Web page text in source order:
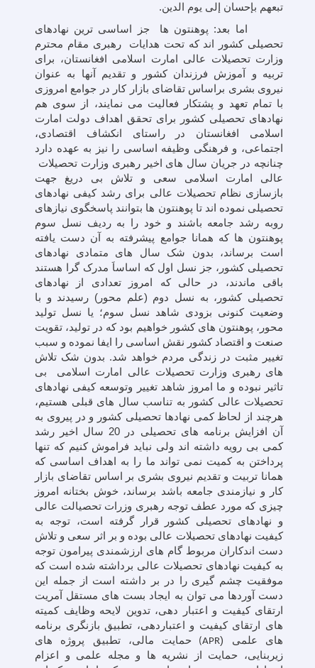
تبعهم بإحسان إلی یوم الدین.
اما بعد: پوهنتون ها جز اساسی ترین نهادهای
تحصیلی کشور اند که تحت هدایات رهبری مقام محترم
وزارت تحصیلات عالی امارت اسلامی افغانستان، برای
تربیه و آموزش فرزندان کشور و تقدیم آنها به عنوان
نیروی بشری براساس تقاضای بازار کار در جوامع امروزی
با تمام تعهد و پشتکار فعالیت می نمایند، از سوی هم
نهادهای تحصیلی کشور برای تحقق اهداف دولت امارت
اسلامی افغانستان در راستای انکشاف اقتصادی،
اجتماعی، و فرهنگی وظیفه اساسی را نیز به عهده دارد
چنانچه در جریان سال های اخیر رهبری وزارت تحصیلات
عالی امارت اسلامی سعی و تلاش بی دریغ جهت
بازسازی نظام تحصیلات عالی برای رشد کیفی نهادهای
تحصیلی نموده اند تا پوهنتون ها بتوانند پاسخگوی نیازهای
روبه رشد جامعه باشند و خود را به ردیف نسل سوم
پوهنتون ها که همانا جوامع پیشرفته به آن دست یافته
است برساند، بدون شک سال های متمادی نهادهای
تحصیلی کشور، جز نسل اول که اساساَ مدرک گرا هستند
باقی ماندند، در حالی که امروز تعدادی از نهادهای
تحصیلی کشور، به نسل دوم (علم محور) رسیدند و با
وضعیت کنونی بزودی شاهد نسل سوم؛ یا نسل تولید
محور، پوهنتون های کشور خواهیم بود که در تولید، تقویت
صنعت و اقتصاد کشور نقش اساسی را ایفا نموده و سبب
تغییر مثبت در زندگی مردم خواهد شد. بدون شک تلاش
های رهبری وزارت تحصیلات عالی امارت اسلامی بی
تاثیر نبوده و ما امروز شاهد تغییر وتوسعه کیفی نهادهای
تحصیلات عالی کشور به تناسب سال های قبلی هستیم،
هرچند از لحاظ کمی نهادها تحصیلی کشور و در پیروی به
آن افزایش برنامه های تحصیلی در 20 سال اخیر رشد
کمی بی رویه داشته اند ولی نباید فراموش کنیم که تنها
پرداختن به کمیت نمی تواند ما را به اهداف اساسی که
همانا تربیت و تقدیم نیروی بشری بر اساس تقاضای بازار
کار و نیازمندی جامعه باشد برساند، خوش بختانه امروز
چیزی که مورد عطف توجه رهبری وزرات تحصیالت عالی
و نهادهای تحصیلی کشور قرار گرفته است، توجه به
کیفیت نهادهای تحصیلات عالی بوده و بر اثر سعی و تلاش
دست اندکاران مربوط گام های ارزشمندی پیرامون توجه
به کیفیت نهادهای تحصیلات عالی برداشته شده است که
موفقیت چشم گیری را در بر داشته است از جمله این
دست آوردها می توان به ایجاد بست های مستقل آمریت
ارتقای کیفیت و اعتبار دهی، تدوین لایحه وظایف کمیته
های ارتقای کیفیت و اعتباردهی، تطبیق بازنگری برنامه
های علمی (APR)
حمایت مالی، تطبیق پروژه های
زیربنایی، حمایت از نشریه ها و مجله علمی و اعزام